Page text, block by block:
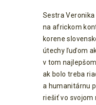
Sestra
na africkom
korene
útechy ľuďom
v tom
ak bolo treba
a humanitárnu
riešiť vo svojom